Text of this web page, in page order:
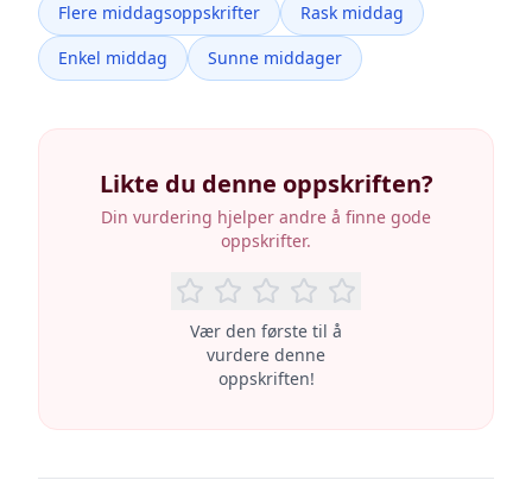
Flere middagsoppskrifter
Rask middag
Enkel middag
Sunne middager
Likte du denne oppskriften?
Din vurdering hjelper andre å finne gode
oppskrifter.
Vær den første til å
vurdere denne
oppskriften!